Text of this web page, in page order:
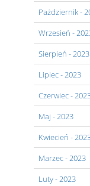
Pażdziernik-
Wrzesień -
Sierpień - 2023
Lipiec- 2023
Czerwiec-
Maj - 2023
Kwiecień -
Marzec- 2023
Luty- 2023